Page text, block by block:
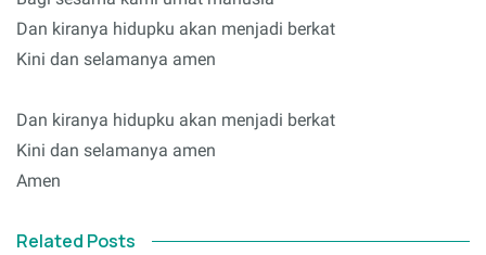
Dan kiranya hidupku akan menjadi berkat
Kini dan selamanya amen
Dan kiranya hidupku akan menjadi berkat
Kini dan selamanya amen
Amen
Related Posts